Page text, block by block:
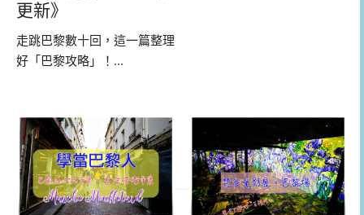
更新》
走跳巴黎數十回，這一篇整理
好「巴黎攻略」！...